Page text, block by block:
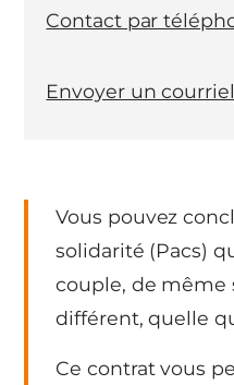
Vous pouvez
solidarité (Pacs)
couple, de même
différent, quelle
Ce contrat vous
Contact par
Envoyer un courriel